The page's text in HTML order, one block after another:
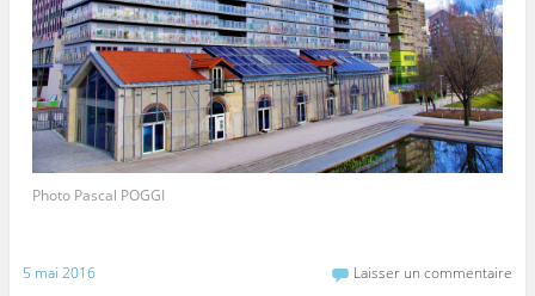
Photo Pascal POGGI
5 mai 2016 Laisser un commentaire